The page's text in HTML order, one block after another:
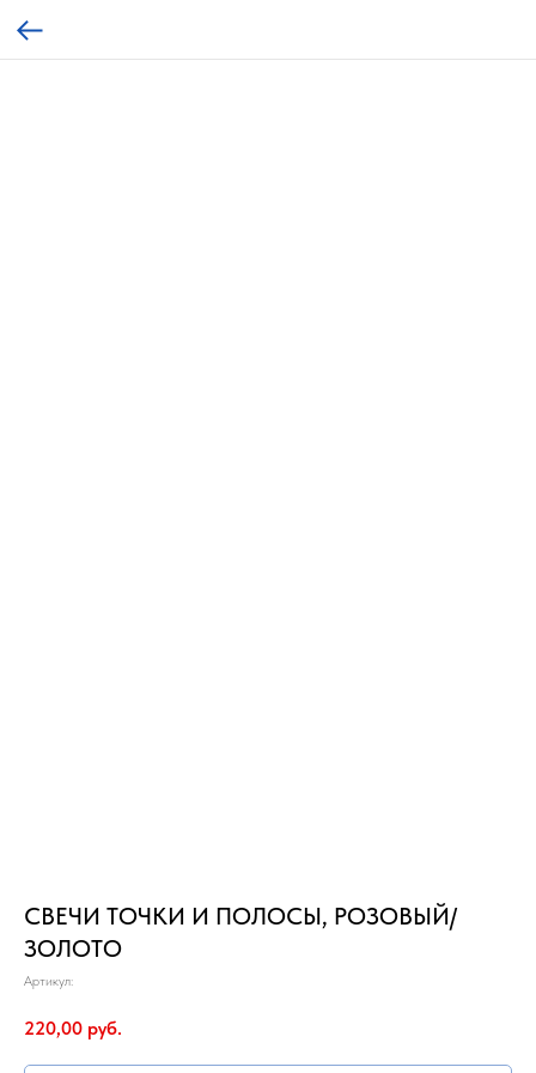
СВЕЧИ ТОЧКИ И ПОЛОСЫ, РОЗОВЫЙ/
ЗОЛОТО
Артикул:
220,00 руб.